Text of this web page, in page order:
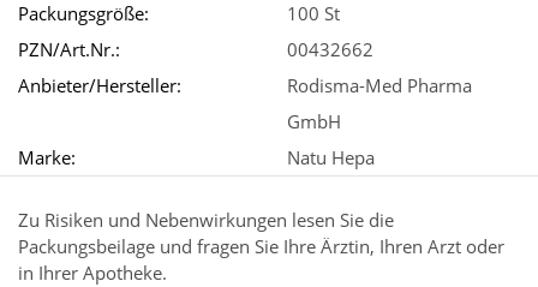
Packungsgröße:
100 St
PZN/Art.Nr.:
00432662
Anbieter/Hersteller:
Rodisma-Med Pharma
GmbH
Marke:
Natu Hepa
Zu Risiken und Nebenwirkungen lesen Sie die
Packungsbeilage und fragen Sie Ihre Ärztin, Ihren Arzt oder
in Ihrer Apotheke.